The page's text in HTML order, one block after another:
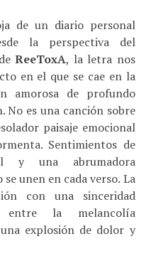
de un diario personal
la perspectiva del
ReeToxA, la letra nos
en el que se cae en la
amorosa de profundo
No es una canción sobre
paisaje emocional
Sentimientos de
y una abrumadora
unen en cada verso. La
con una sinceridad
entre la melancolía
explosión de dolor y